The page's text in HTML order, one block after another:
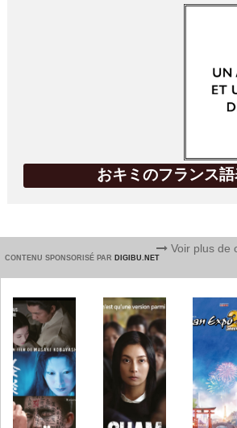
おキミのフランス
CONTENU SPONSORISÉ PAR DIGIBU.NET
Voir plus de